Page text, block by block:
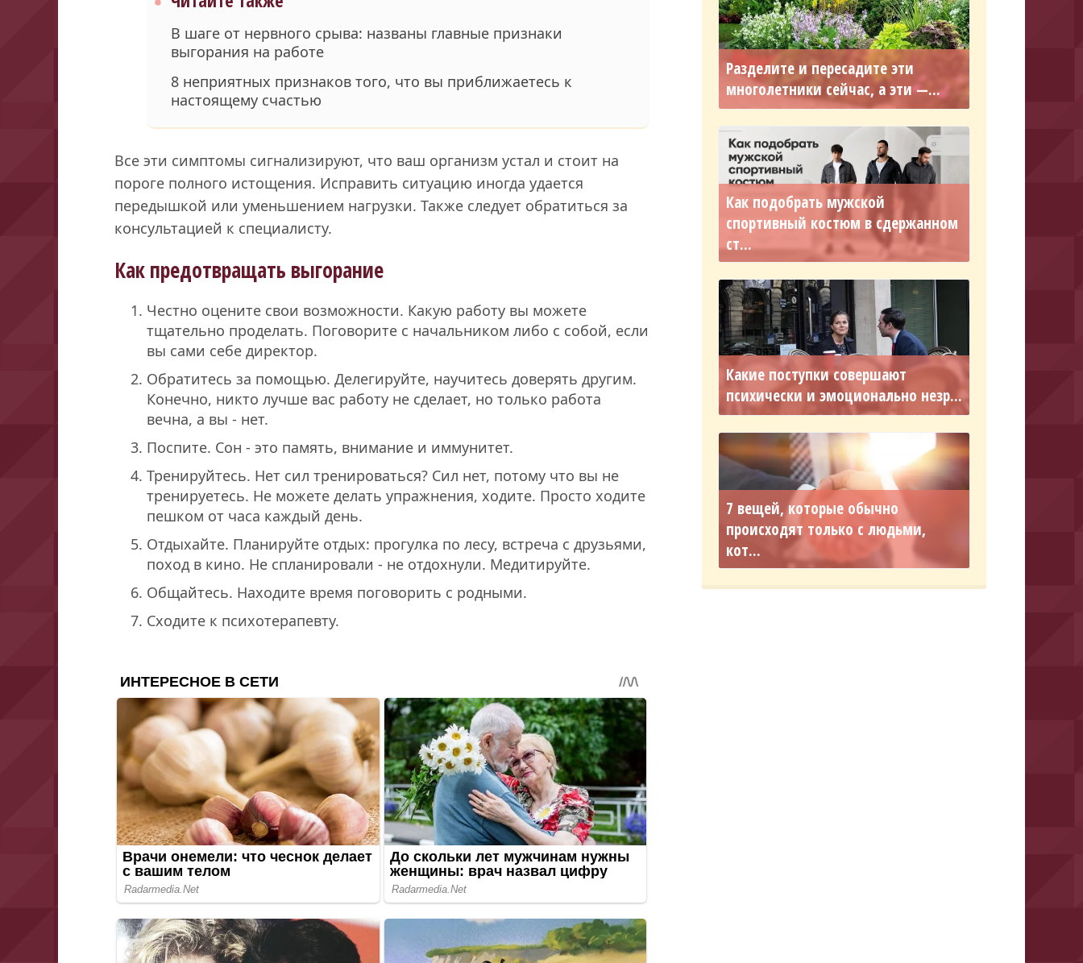
В шаге от нервного срыва: названы главные признаки
выгорания на работе
8 неприятных признаков того, что вы приближаетесь к
настоящему счастью
Все эти симптомы сигнализируют, что ваш организм устал и стоит на
пороге полного истощения. Исправить ситуацию иногда удается
передышкой или уменьшением нагрузки. Также следует обратиться за
консультацией к специалисту.
Как предотвращать выгорание
Честно оцените свои возможности. Какую работу вы можете
тщательно проделать. Поговорите с начальником либо с собой, если
вы сами себе директор.
Обратитесь за помощью. Делегируйте, научитесь доверять другим.
Конечно, никто лучше вас работу не сделает, но только работа
вечна, а вы - нет.
Поспите. Сон - это память, внимание и иммунитет.
Тренируйтесь. Нет сил тренироваться? Сил нет, потому что вы не
тренируетесь. Не можете делать упражнения, ходите. Просто ходите
пешком от часа каждый день.
Отдыхайте. Планируйте отдых: прогулка по лесу, встреча с друзьями,
поход в кино. Не спланировали - не отдохнули. Медитируйте.
Общайтесь. Находите время поговорить с родными.
Сходите к психотерапевту.
Разделите и пересадите эти
многолетники сейчас, а эти —...
Как подобрать мужской
спортивный костюм в сдержанном
ст...
Какие поступки совершают
психически и эмоционально незр...
7 вещей, которые обычно
происходят только с людьми,
кот...